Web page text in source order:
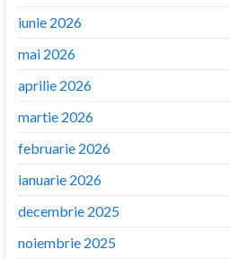
iunie 2026
mai 2026
aprilie 2026
martie 2026
februarie 2026
ianuarie 2026
decembrie 2025
noiembrie 2025